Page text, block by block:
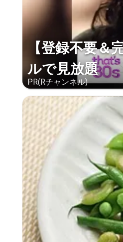
【登録不要＆
ルで見放題
PR(Rチャンネル)